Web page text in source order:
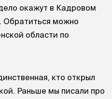
окажут в Кадровом
Обратиться можно
области по
кто открыл
Раньше мы писали про